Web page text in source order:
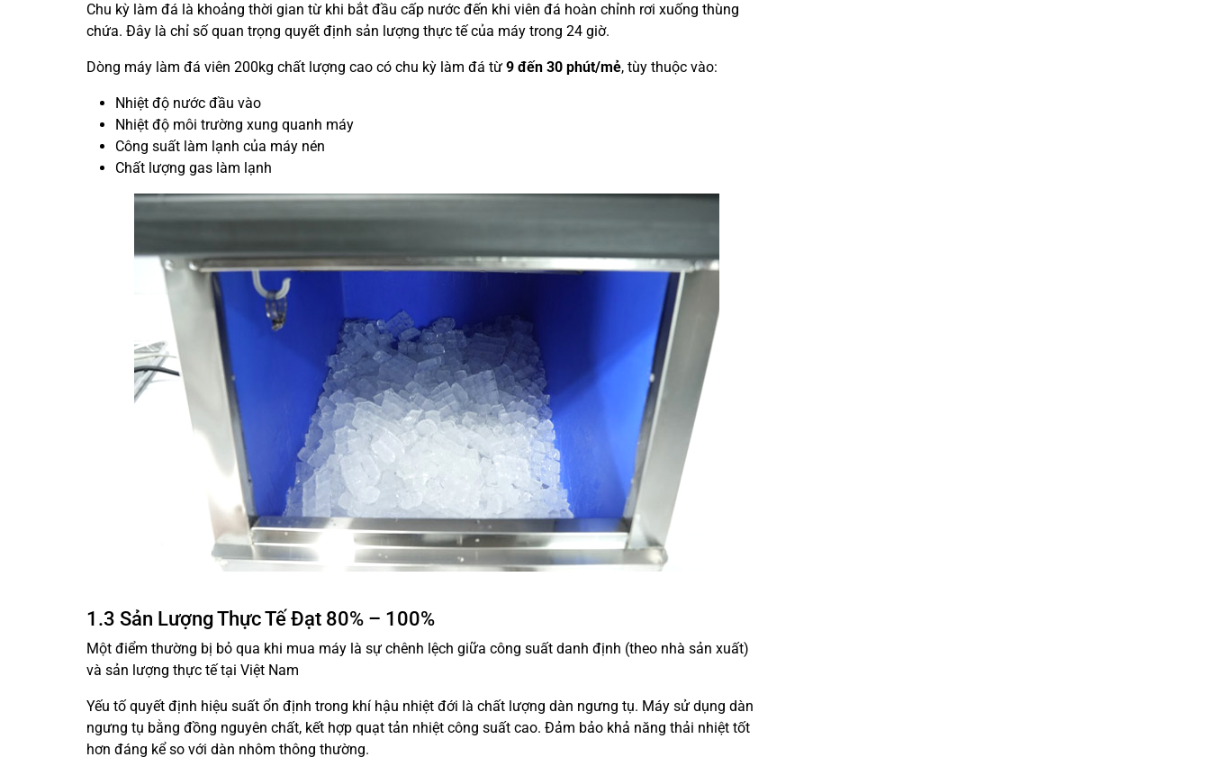
Chu kỳ làm đá là khoảng thời gian từ khi bắt đầu cấp nước đến khi viên đá hoàn chỉnh rơi xuống thùng
chứa. Đây là chỉ số quan trọng quyết định sản lượng thực tế của máy trong 24 giờ.
Dòng máy làm đá viên 200kg chất lượng cao có chu kỳ làm đá từ 9 đến 30 phút/mẻ, tùy thuộc vào:
Nhiệt độ nước đầu vào
Nhiệt độ môi trường xung quanh máy
Công suất làm lạnh của máy nén
Chất lượng gas làm lạnh
1.3 Sản Lượng Thực Tế Đạt 80% – 100%
Một điểm thường bị bỏ qua khi mua máy là sự chênh lệch giữa công suất danh định (theo nhà sản xuất)
và sản lượng thực tế tại Việt Nam
Yếu tố quyết định hiệu suất ổn định trong khí hậu nhiệt đới là chất lượng dàn ngưng tụ. Máy sử dụng dàn
ngưng tụ bằng đồng nguyên chất, kết hợp quạt tản nhiệt công suất cao. Đảm bảo khả năng thải nhiệt tốt
hơn đáng kể so với dàn nhôm thông thường.